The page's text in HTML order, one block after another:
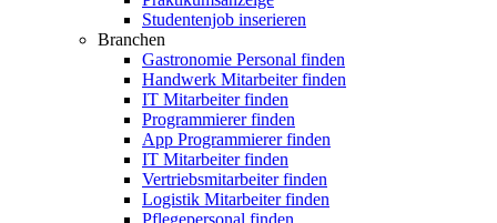
Studentenjob inserieren
Branchen
Gastronomie Personal finden
Handwerk Mitarbeiter finden
IT Mitarbeiter finden
Programmierer finden
App Programmierer finden
IT Mitarbeiter finden
Vertriebsmitarbeiter finden
Logistik Mitarbeiter finden
Pflegepersonal finden